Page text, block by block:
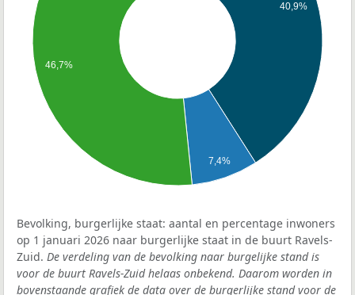
40,9%
7,4%
46,7%
Bevolking, burgerlijke staat: aantal en percentage inwoners
op 1 januari 2026 naar burgerlijke staat in de buurt Ravels-
Zuid. De verdeling van de bevolking naar burgelijke stand is
voor de buurt Ravels-Zuid helaas onbekend. Daarom worden in
bovenstaande grafiek de data over de burgerlijke stand voor de